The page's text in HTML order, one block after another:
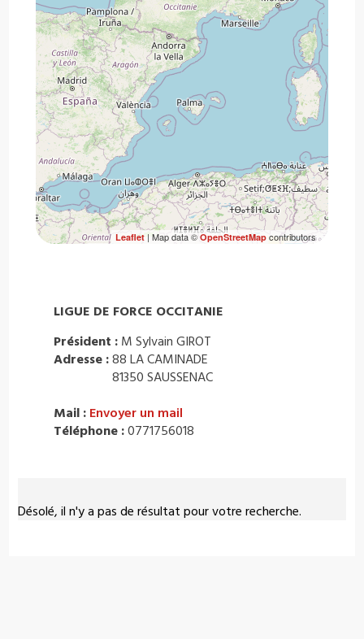
Désolé, il n'y a pas de résultat pour votre recherche.
Leaflet| Map data ©OpenStreetMapcontributors
LIGUE DE FORCE OCCITANIE
Président : M Sylvain GIROT
Adresse :88 LA CAMINADE
81350 SAUSSENAC
Mail : Envoyer un mail
Téléphone :0771756018